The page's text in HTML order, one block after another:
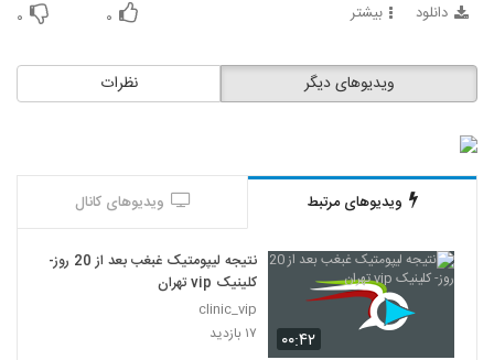
دانلود بیشتر ۰ ۰
نظرات ویدیوهای دیگر
ویدیوهای مرتبط ویدیوهای کانال
۰۰:۴۲
نتیجه لیپومتیک غبغب بعد از 20 روز-
کلینیک vip تهران
clinic_vip
۱۷ بازدید